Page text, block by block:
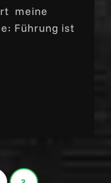
meine
Führung ist